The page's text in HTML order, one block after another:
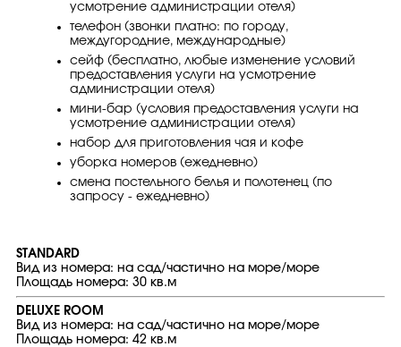
усмотрение администрации отеля)
телефон (звонки платно: по городу,
междугородние, международные)
сейф (бесплатно, любые изменение условий
предоставления услуги на усмотрение
администрации отеля)
мини-бар (условия предоставления услуги на
усмотрение администрации отеля)
набор для приготовления чая и кофе
уборка номеров (ежедневно)
смена постельного белья и полотенец (по
запросу - ежедневно)
STANDARD
Вид из номера: на сад/частично на море/море
Площадь номера: 30 кв.м
DELUXE ROOM
Вид из номера: на сад/частично на море/море
Площадь номера: 42 кв.м